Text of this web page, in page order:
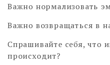
Важно нормализовать
Важно возвращаться в
Спрашивайте себя, что
происходит?